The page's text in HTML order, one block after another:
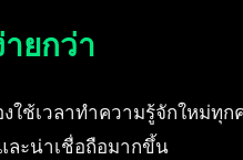
ยกว่า
ใช้เวลาทำความรู้จักใหม่
ละน่าเชื่อถือมากขึ้น